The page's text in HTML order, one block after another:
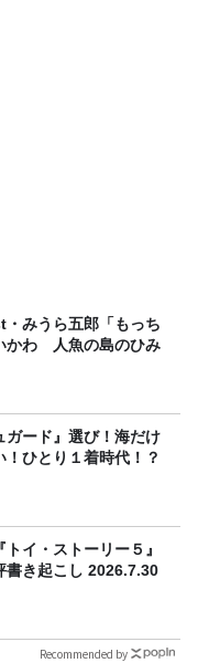
みうら五郎「もっち
かわ 人魚の島のひみ
ガード』選び！海だけ
！ひとり１着時代！？
トイ・ストーリー５』
書き起こし 2026.7.30
Recommended by